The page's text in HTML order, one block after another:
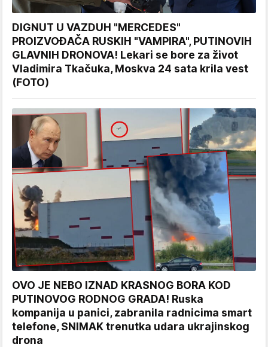
DIGNUT U VAZDUH "MERCEDES"
PROIZVOĐAČA RUSKIH "VAMPIRA", PUTINOVIH
GLAVNIH DRONOVA! Lekari se bore za život
Vladimira Tkačuka, Moskva 24 sata krila vest
(FOTO)
OVO JE NEBO IZNAD KRASNOG BORA KOD
PUTINOVOG RODNOG GRADA! Ruska
kompanija u panici, zabranila radnicima smart
telefone, SNIMAK trenutka udara ukrajinskog
drona